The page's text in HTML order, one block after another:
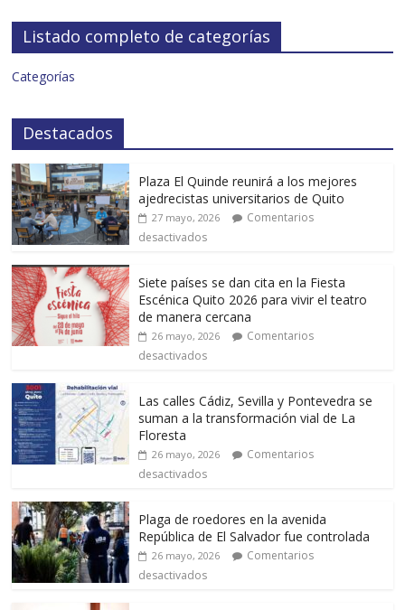
Listado completo de categorías
Categorías
Destacados
Plaza El Quinde reunirá a los mejores
ajedrecistas universitarios de Quito
27 mayo, 2026
Comentarios
desactivados
Siete países se dan cita en la Fiesta
Escénica Quito 2026 para vivir el teatro
de manera cercana
26 mayo, 2026
Comentarios
desactivados
Las calles Cádiz, Sevilla y Pontevedra se
suman a la transformación vial de La
Floresta
26 mayo, 2026
Comentarios
desactivados
Plaga de roedores en la avenida
República de El Salvador fue controlada
26 mayo, 2026
Comentarios
desactivados